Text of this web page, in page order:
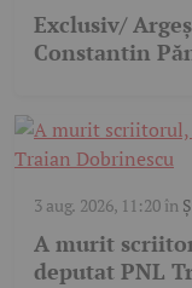
Exclusiv/
Constantin
3 aug. 2026, 11:20în
A murit
deputat PNL